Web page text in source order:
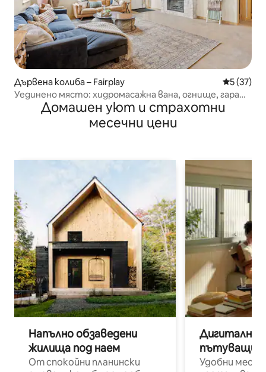
Дървена колиба – Fairplay Средна
5 (37)
Уединено място: хидромасажна вана, огнище, гараж,
самостоятелно
Домашен уют и страхотни
месечни цени
Напълно обзаведени
жилища под наем
От спокойни планински
Дигитални
пътуващи
Удобни